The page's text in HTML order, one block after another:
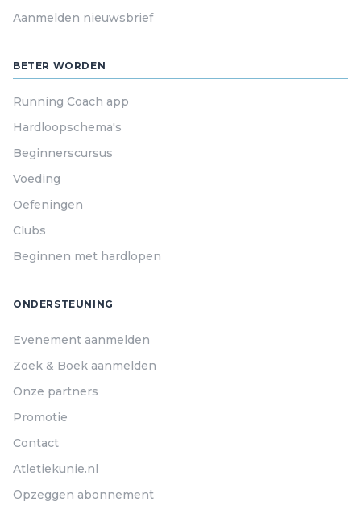
Aanmelden nieuwsbrief
BETER WORDEN
Running Coach app
Hardloopschema's
Beginnerscursus
Voeding
Oefeningen
Clubs
Beginnen met hardlopen
ONDERSTEUNING
Evenement aanmelden
Zoek & Boek aanmelden
Onze partners
Promotie
Contact
Atletiekunie.nl
Opzeggen abonnement